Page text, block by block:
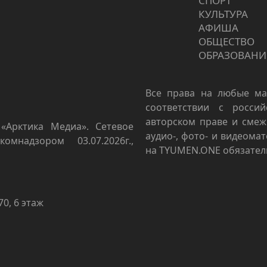
КУЛЬТУРА
АФИША
ОБЩЕСТВО
Медиа». Сетевое
03.07.2026г.,
6 этаж
Все права на любые
соответствии с
авторском праве и
аудио-, фото- и
на TYUMEN.ONE